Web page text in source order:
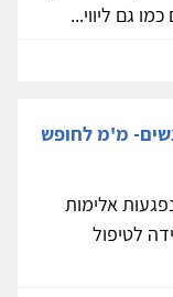
גם ליווי...
מ'מ לחופש
אלימות
לטיפול